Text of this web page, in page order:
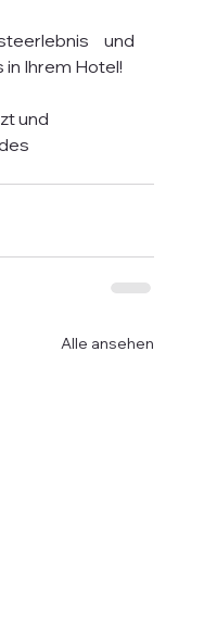
und
Ihrem Hotel!
und
Alle ansehen